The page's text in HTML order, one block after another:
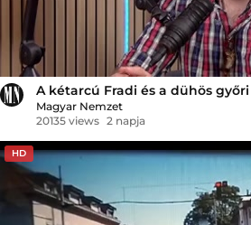
A kétarcú Fradi és a dühös
Magyar Nemzet
20135 views 2 napja
HD